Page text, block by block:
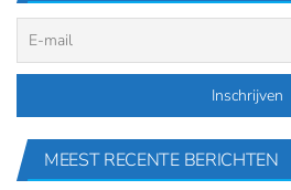
MEEST RECENTE BERICHTEN